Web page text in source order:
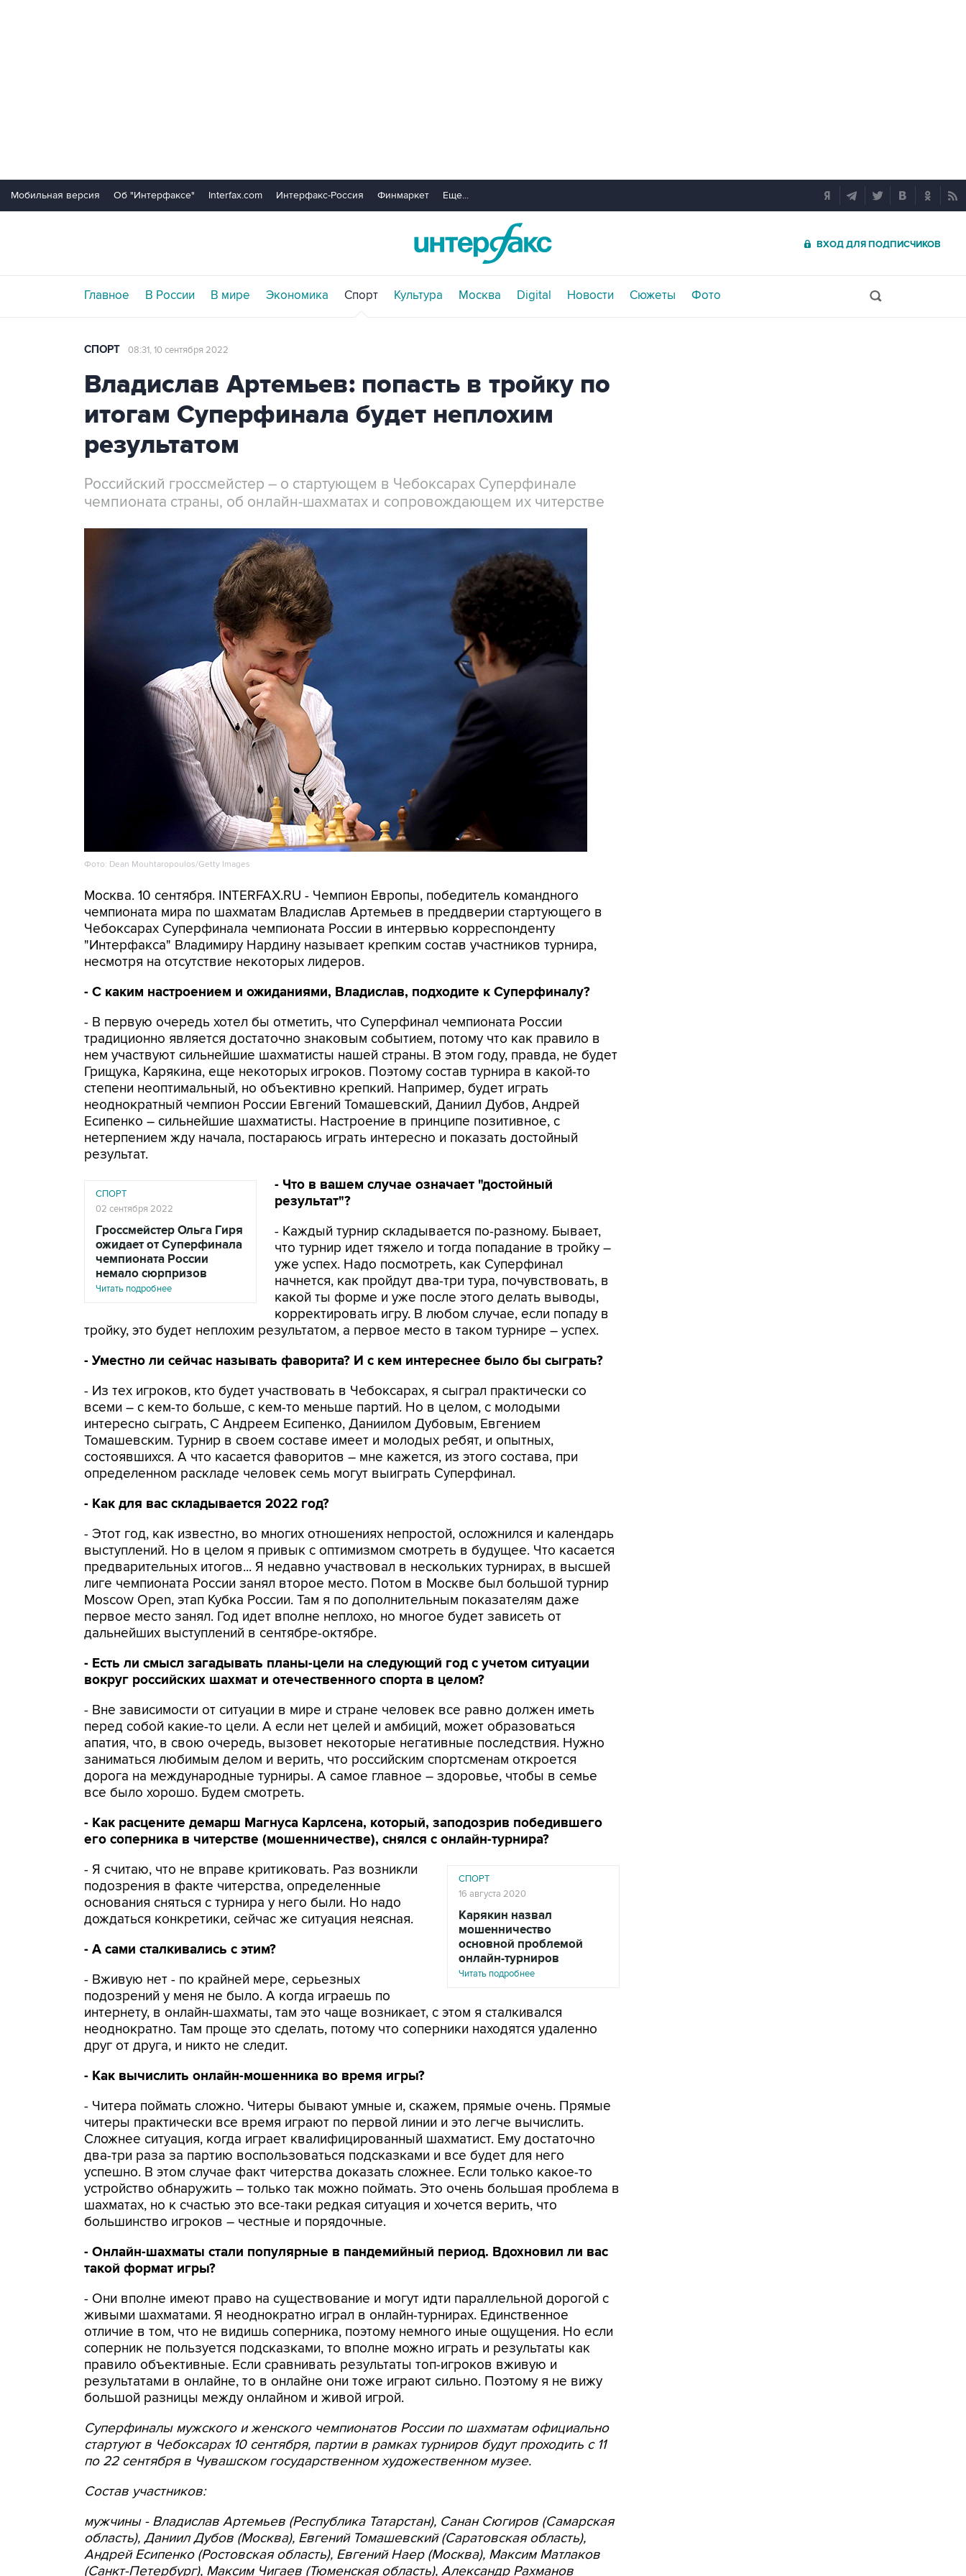
Мобильная версия Об "Интерфаксе" Interfax.com Интерфакс-Россия Финмаркет Еще...
ВХОД ДЛЯ ПОДПИСЧИКОВ
Главное В России В мире Экономика Спорт Культура Москва Digital Новости Сюжеты Фото
СПОРТ 08:31, 10 сентября 2022
Владислав Артемьев: попасть в тройку по
итогам Суперфинала будет неплохим
результатом
Российский гроссмейстер – о стартующем в Чебоксарах Суперфинале
чемпионата страны, об онлайн-шахматах и сопровождающем их читерстве
Фото: Dean Mouhtaropoulos/Getty Images
Москва. 10 сентября. INTERFAX.RU - Чемпион Европы, победитель командного
чемпионата мира по шахматам Владислав Артемьев в преддверии стартующего в
Чебоксарах Суперфинала чемпионата России в интервью корреспонденту
"Интерфакса" Владимиру Нардину называет крепким состав участников турнира,
несмотря на отсутствие некоторых лидеров.
- С каким настроением и ожиданиями, Владислав, подходите к Суперфиналу?
- В первую очередь хотел бы отметить, что Суперфинал чемпионата России
традиционно является достаточно знаковым событием, потому что как правило в
нем участвуют сильнейшие шахматисты нашей страны. В этом году, правда, не будет
Грищука, Карякина, еще некоторых игроков. Поэтому состав турнира в какой-то
степени неоптимальный, но объективно крепкий. Например, будет играть
неоднократный чемпион России Евгений Томашевский, Даниил Дубов, Андрей
Есипенко – сильнейшие шахматисты. Настроение в принципе позитивное, с
нетерпением жду начала, постараюсь играть интересно и показать достойный
результат.
СПОРТ
02 сентября 2022
Гроссмейстер Ольга Гиря
ожидает от Суперфинала
чемпионата России
немало сюрпризов
Читать подробнее
- Что в вашем случае означает "достойный
результат"?
- Каждый турнир складывается по-разному. Бывает,
что турнир идет тяжело и тогда попадание в тройку –
уже успех. Надо посмотреть, как Суперфинал
начнется, как пройдут два-три тура, почувствовать, в
какой ты форме и уже после этого делать выводы,
корректировать игру. В любом случае, если попаду в
тройку, это будет неплохим результатом, а первое место в таком турнире – успех.
- Уместно ли сейчас называть фаворита? И с кем интереснее было бы сыграть?
- Из тех игроков, кто будет участвовать в Чебоксарах, я сыграл практически со
всеми – с кем-то больше, с кем-то меньше партий. Но в целом, с молодыми
интересно сыграть, С Андреем Есипенко, Даниилом Дубовым, Евгением
Томашевским. Турнир в своем составе имеет и молодых ребят, и опытных,
состоявшихся. А что касается фаворитов – мне кажется, из этого состава, при
определенном раскладе человек семь могут выиграть Суперфинал.
- Как для вас складывается 2022 год?
- Этот год, как известно, во многих отношениях непростой, осложнился и календарь
выступлений. Но в целом я привык с оптимизмом смотреть в будущее. Что касается
предварительных итогов... Я недавно участвовал в нескольких турнирах, в высшей
лиге чемпионата России занял второе место. Потом в Москве был большой турнир
Moscow Open, этап Кубка России. Там я по дополнительным показателям даже
первое место занял. Год идет вполне неплохо, но многое будет зависеть от
дальнейших выступлений в сентябре-октябре.
- Есть ли смысл загадывать планы-цели на следующий год с учетом ситуации
вокруг российских шахмат и отечественного спорта в целом?
- Вне зависимости от ситуации в мире и стране человек все равно должен иметь
перед собой какие-то цели. А если нет целей и амбиций, может образоваться
апатия, что, в свою очередь, вызовет некоторые негативные последствия. Нужно
заниматься любимым делом и верить, что российским спортсменам откроется
дорога на международные турниры. А самое главное – здоровье, чтобы в семье
все было хорошо. Будем смотреть.
- Как расцените демарш Магнуса Карлсена, который, заподозрив победившего
его соперника в читерстве (мошенничестве), снялся с онлайн-турнира?
СПОРТ
16 августа 2020
Карякин назвал
мошенничество
основной проблемой
онлайн-турниров
Читать подробнее
- Я считаю, что не вправе критиковать. Раз возникли
подозрения в факте читерства, определенные
основания сняться с турнира у него были. Но надо
дождаться конкретики, сейчас же ситуация неясная.
- А сами сталкивались с этим?
- Вживую нет - по крайней мере, серьезных
подозрений у меня не было. А когда играешь по
интернету, в онлайн-шахматы, там это чаще возникает, с этом я сталкивался
неоднократно. Там проще это сделать, потому что соперники находятся удаленно
друг от друга, и никто не следит.
- Как вычислить онлайн-мошенника во время игры?
- Читера поймать сложно. Читеры бывают умные и, скажем, прямые очень. Прямые
читеры практически все время играют по первой линии и это легче вычислить.
Сложнее ситуация, когда играет квалифицированный шахматист. Ему достаточно
два-три раза за партию воспользоваться подсказками и все будет для него
успешно. В этом случае факт читерства доказать сложнее. Если только какое-то
устройство обнаружить – только так можно поймать. Это очень большая проблема в
шахматах, но к счастью это все-таки редкая ситуация и хочется верить, что
большинство игроков – честные и порядочные.
- Онлайн-шахматы стали популярные в пандемийный период. Вдохновил ли вас
такой формат игры?
- Они вполне имеют право на существование и могут идти параллельной дорогой с
живыми шахматами. Я неоднократно играл в онлайн-турнирах. Единственное
отличие в том, что не видишь соперника, поэтому немного иные ощущения. Но если
соперник не пользуется подсказками, то вполне можно играть и результаты как
правило объективные. Если сравнивать результаты топ-игроков вживую и
результатами в онлайне, то в онлайне они тоже играют сильно. Поэтому я не вижу
большой разницы между онлайном и живой игрой.
Суперфиналы мужского и женского чемпионатов России по шахматам официально
стартуют в Чебоксарах 10 сентября, партии в рамках турниров будут проходить с 11
по 22 сентября в Чувашском государственном художественном музее.
Состав участников:
мужчины - Владислав Артемьев (Республика Татарстан), Санан Сюгиров (Самарская
область), Даниил Дубов (Москва), Евгений Томашевский (Саратовская область),
Андрей Есипенко (Ростовская область), Евгений Наер (Москва), Максим Матлаков
(Санкт-Петербург), Максим Чигаев (Тюменская область), Александр Рахманов